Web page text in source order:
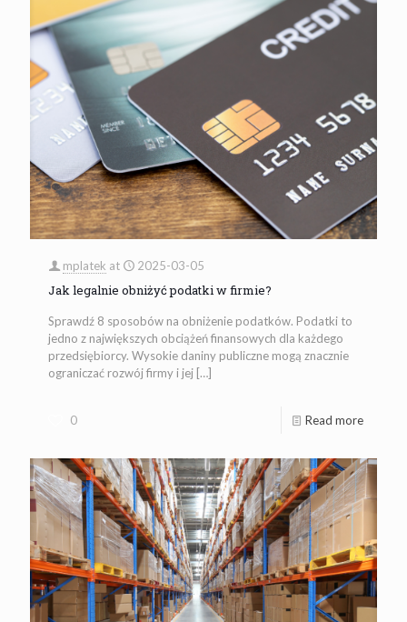
mplatek at 2025-03-05
Jak legalnie obniżyć podatki w firmie?
Sprawdź 8 sposobów na obniżenie podatków. Podatki to
jedno z największych obciążeń finansowych dla każdego
przedsiębiorcy. Wysokie daniny publiczne mogą znacznie
ograniczać rozwój firmy i jej […]
0 Read more